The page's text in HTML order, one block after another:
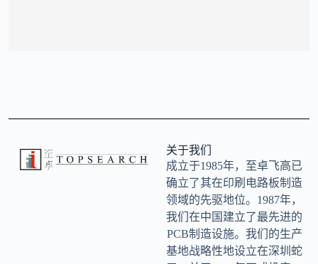
关于我们
成立于1985年，至卓飞高已
确立了其在印刷电路板制造
领域的先驱地位。1987年，
我们在中国建立了最先进的
PCB制造设施。我们的生产
基地战略性地设立在深圳蛇